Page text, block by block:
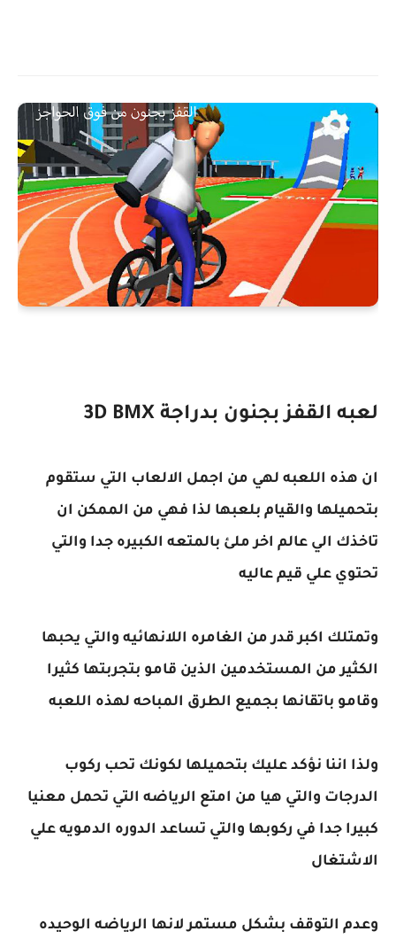
لعبه القفز بجنون بدراجة BMX‏ 3D
ان هذه اللعبه لهي من اجمل الالعاب التي ستقوم
بتحميلها والقيام بلعبها لذا فهي من الممكن ان
تاخذك الي عالم اخر ملئ بالمتعه الكبيره جدا والتي
تحتوي علي قيم عاليه
وتمتلك اكبر قدر من الغامره اللانهائيه والتي يحبها
الكثير من المستخدمين الذين قامو بتجربتها كثيرا
وقامو باتقانها بجميع الطرق المباحه لهذه اللعبه
ولذا اننا نؤكد عليك بتحميلها لكونك تحب ركوب
الدرجات والتي هيا من امتع الرياضه التي تحمل معنيا
كبيرا جدا في ركوبها والتي تساعد الدوره الدمويه علي
الاشتغال
وعدم التوقف بشكل مستمر لانها الرياضه الوحيده